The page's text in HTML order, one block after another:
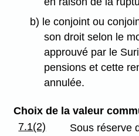
b) le conjoint ou
son droit selon le
approuvé par le
pensions et cette
annulée.
Choix de la valeur
7.1(2)
Sous réserve